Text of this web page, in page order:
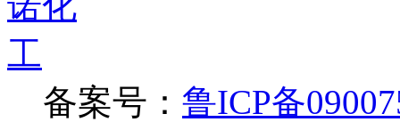
备案号： 鲁ICP备